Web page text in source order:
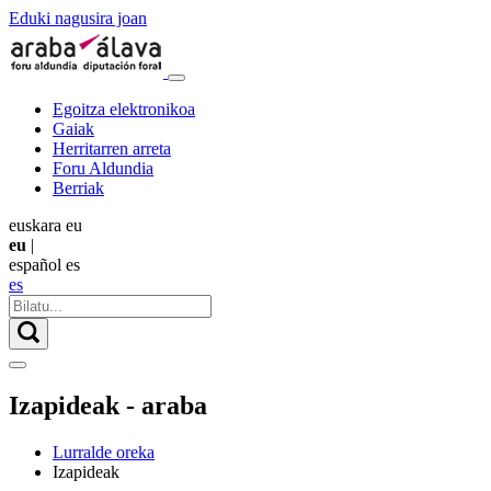
Eduki nagusira joan
Egoitza elektronikoa
Gaiak
Herritarren arreta
Foru Aldundia
Berriak
euskara eu
eu |
español es
es
Izapideak - araba
Lurralde oreka
Izapideak